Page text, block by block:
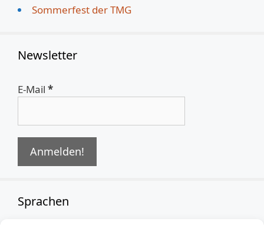
Sommerfest der TMG
Newsletter
E-Mail *
Sprachen